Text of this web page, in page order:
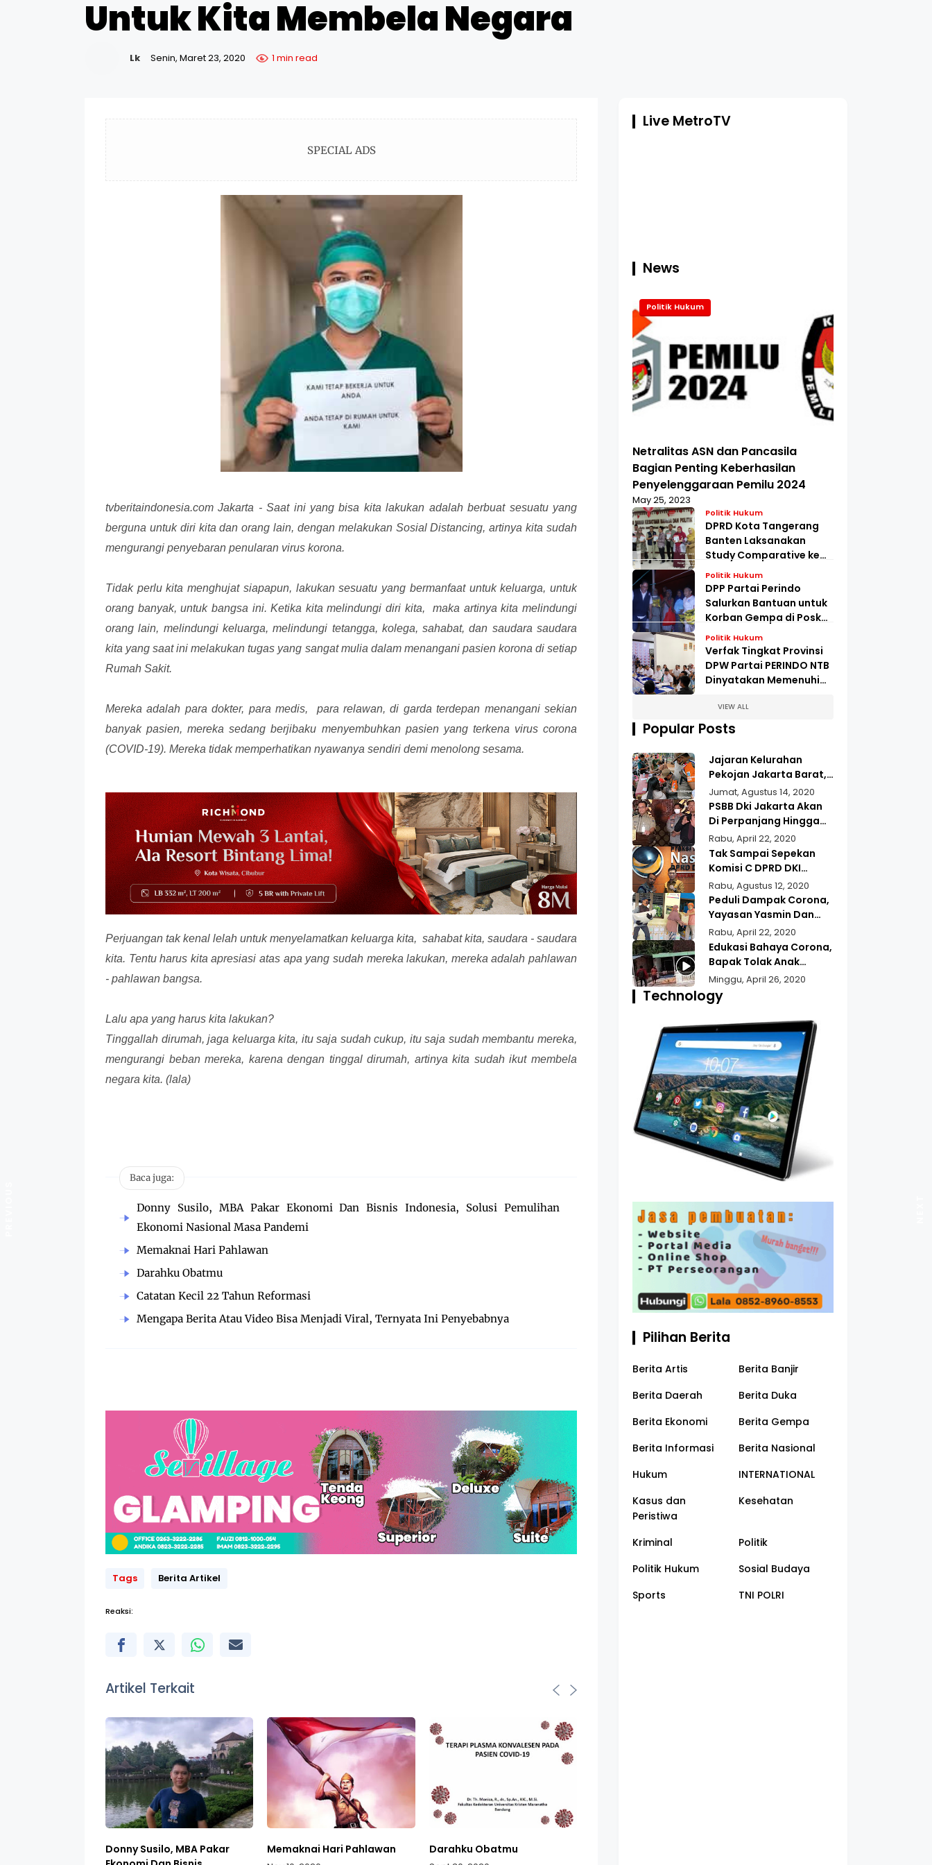
Untuk Kita Membela Negara
Lk Senin, Maret 23, 2020 1 min read
SPECIAL ADS
tvberitaindonesia.com Jakarta - Saat ini yang bisa kita lakukan adalah berbuat sesuatu yang
berguna untuk diri kita dan orang lain, dengan melakukan Sosial Distancing, artinya kita sudah
mengurangi penyebaran penularan virus korona.
Tidak perlu kita menghujat siapapun, lakukan sesuatu yang bermanfaat untuk keluarga, untuk
orang banyak, untuk bangsa ini. Ketika kita melindungi diri kita, maka artinya kita melindungi
orang lain, melindungi keluarga, melindungi tetangga, kolega, sahabat, dan saudara saudara
kita yang saat ini melakukan tugas yang sangat mulia dalam menangani pasien korona di setiap
Rumah Sakit.
Mereka adalah para dokter, para medis, para relawan, di garda terdepan menangani sekian
banyak pasien, mereka sedangberjibaku menyembuhkan pasien yang terkena virus corona
(COVID-19). Mereka tidak memperhatikan nyawanya sendiri demi menolong sesama.
Perjuangan tak kenal lelah untuk menyelamatkan keluarga kita, sahabat kita, saudara - saudara
kita. Tentu harus kita apresiasi atas apa yang sudah mereka lakukan, mereka adalah pahlawan
- pahlawan bangsa.
Lalu apa yang harus kita lakukan?
Tinggallah dirumah, jaga keluarga kita, itu saja sudah cukup, itu saja sudah membantu mereka,
mengurangi beban mereka, karena dengan tinggal dirumah, artinya kita sudah ikut membela
negara kita. (lala)
Baca juga:
Donny Susilo, MBA Pakar Ekonomi Dan Bisnis Indonesia, Solusi Pemulihan
Ekonomi Nasional Masa Pandemi
Memaknai Hari Pahlawan
Darahku Obatmu
Catatan Kecil 22 Tahun Reformasi
Mengapa Berita Atau Video Bisa Menjadi Viral, Ternyata Ini Penyebabnya
Tags Berita Artikel
Reaksi:
Artikel Terkait
Donny Susilo, MBA Pakar
Memaknai Hari Pahlawan Darahku Obatmu
Live MetroTV
News
Politik Hukum
Netralitas ASN dan Pancasila
Bagian Penting Keberhasilan
Penyelenggaraan Pemilu 2024
May 25, 2023
Politik Hukum
DPRD Kota Tangerang
Banten Laksanakan
Study Comparative ke
Kesbangpol Jakarta
Barat
Politik Hukum
DPP Partai Perindo
Salurkan Bantuan untuk
Korban Gempa di Posko
Pengungsian Kampung
Kopeng
Politik Hukum
Verfak Tingkat Provinsi
DPW Partai PERINDO NTB
Dinyatakan Memenuhi
VIEW ALL
Popular Posts
Jajaran Kelurahan
Pekojan Jakarta Barat,
Gelar Operasi Tertib
Masker
Jumat, Agustus 14, 2020
PSBB Dki Jakarta Akan
Di Perpanjang Hingga
22 Mei 2020
Rabu, April 22, 2020
Tak Sampai Sepekan
Komisi C DPRD DKI
Jakarta Jupiter,
Realisasikan Aspirasi
Masyarakat Duri Kepa
Kebun Jeruk
Rabu, Agustus 12, 2020
Peduli Dampak Corona,
Yayasan Yasmin Dan
Gusdurian Berikan
Bansos Untuk Wilayah
Pekojan
Rabu, April 22, 2020
Edukasi Bahaya Corona,
Bapak Tolak Anak
Pulang Mudik
Minggu, April 26, 2020
Technology
Pilihan Berita
Berita Artis
Berita Banjir
Berita Daerah
Berita Duka
Berita Ekonomi
Berita Gempa
Berita Informasi
Berita Nasional
Hukum
INTERNATIONAL
Kasus dan
Peristiwa
Kesehatan
Kriminal
Politik
Politik Hukum
Sosial Budaya
Sports
TNI POLRI